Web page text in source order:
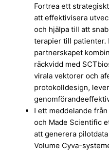
Fortrea ett
att effektivisera
och hjälpa till att
terapier till patienter.
partnerskapet
räckvidd med
virala vektorer och
protokolldesign,
I ett meddelande
och Made Scientific
att generera
Volume Cyva-